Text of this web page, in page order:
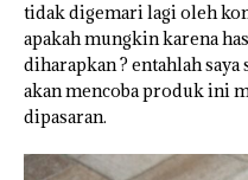
tidak digemari lagi oleh
apakah mungkin karena
diharapkan ? entahlah
akan mencoba produk ini
dipasaran.